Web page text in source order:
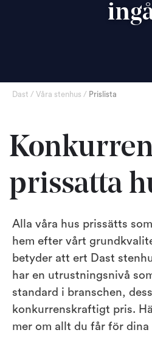
Dast / Våra stenhus / Prislista
prissatta
Alla våra hus prissätts
hem efter vårt
betyder att ert Dast
har en utrustningsnivå
standard i branschen,
konkurrenskraftigt pris.
mer om allt du får för dina